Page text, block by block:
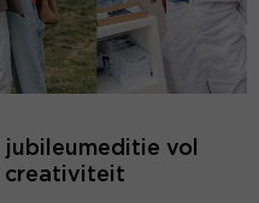
jubileumeditie vol
creativiteit